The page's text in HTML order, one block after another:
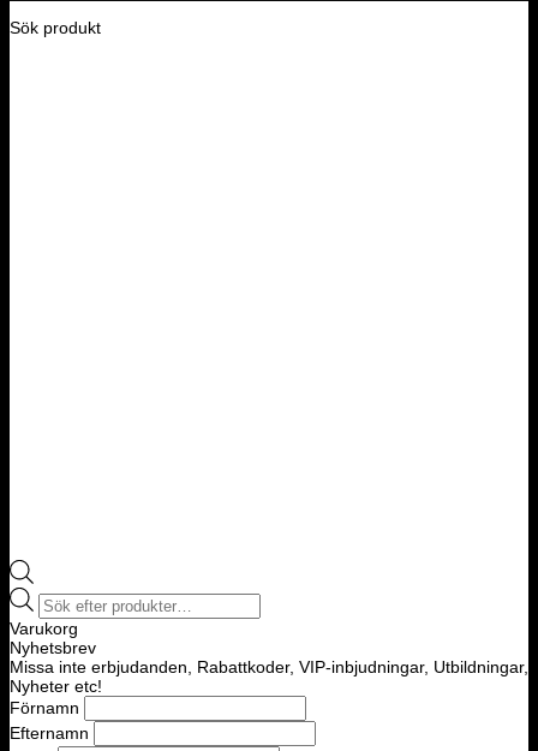
Sök produkt
Products
search
Varukorg
Nyhetsbrev
Missa inte erbjudanden, Rabattkoder, VIP-inbjudningar, Utbildningar,
Nyheter etc!
Förnamn
Efternamn